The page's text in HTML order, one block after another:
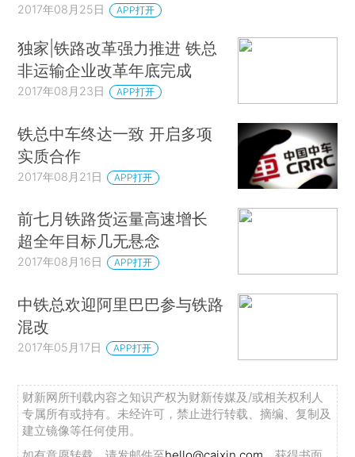
2017年08月25日 APP打开
独家|铁路改革强力推进 铁总
非运输企业改革年底完成
2017年08月23日 APP打开
铁总中车终达一致 开启多项
实质合作
2017年08月21日 APP打开
前七月铁路货运量高速增长
超全年目标几无悬念
2017年08月16日 APP打开
中铁总欢迎阿里巴巴参与铁路
混改
2017年05月17日 APP打开
财新网所刊载内容之知识产权为财新传媒及/或相关权利人
专属所有或持有。未经许可，禁止进行转载、摘编、复制及
建立镜像等任何使用。